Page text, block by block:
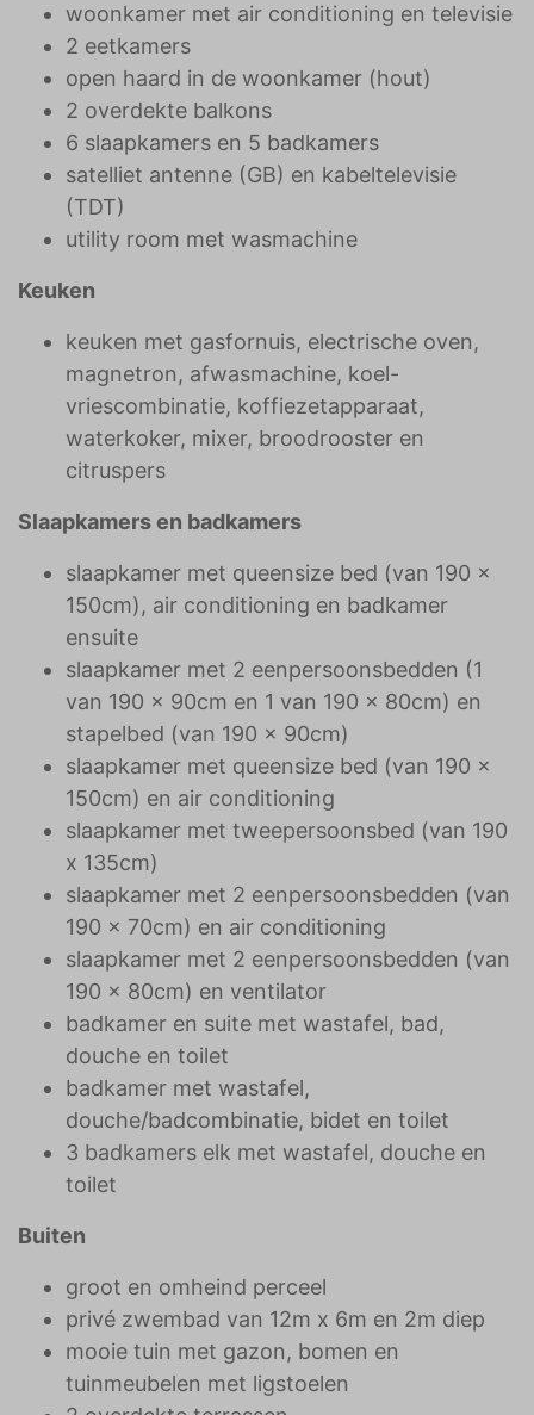
woonkamer met air conditioning en televisie
2 eetkamers
open haard in de woonkamer (hout)
2 overdekte balkons
6 slaapkamers en 5 badkamers
satelliet antenne (GB) en kabeltelevisie
(TDT)
utility room met wasmachine
Keuken
keuken met gasfornuis, electrische oven,
magnetron, afwasmachine, koel-
vriescombinatie, koffiezetapparaat,
waterkoker, mixer, broodrooster en
citruspers
Slaapkamers en badkamers
slaapkamer met queensize bed (van 190 x
150cm), air conditioning en badkamer
ensuite
slaapkamer met 2 eenpersoonsbedden (1
van 190 x 90cm en 1 van 190 x 80cm) en
stapelbed (van 190 x 90cm)
slaapkamer met queensize bed (van 190 x
150cm) en air conditioning
slaapkamer met tweepersoonsbed (van 190
x 135cm)
slaapkamer met 2 eenpersoonsbedden (van
190 x 70cm) en air conditioning
slaapkamer met 2 eenpersoonsbedden (van
190 x 80cm) en ventilator
badkamer en suite met wastafel, bad,
douche en toilet
badkamer met wastafel,
douche/badcombinatie, bidet en toilet
3 badkamers elk met wastafel, douche en
toilet
Buiten
groot en omheind perceel
privé zwembad van 12m x 6m en 2m diep
mooie tuin met gazon, bomen en
tuinmeubelen met ligstoelen